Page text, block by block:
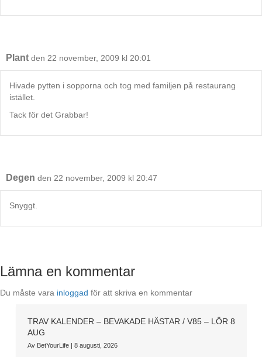
Plant den 22 november, 2009 kl 20:01
Hivade pytten i sopporna och tog med familjen på restaurang
istället.
Tack för det Grabbar!
Degen den 22 november, 2009 kl 20:47
Snyggt.
Lämna en kommentar
Du måste vara inloggad för att skriva en kommentar
TRAV KALENDER – BEVAKADE HÄSTAR / V85 – LÖR 8
AUG
Av BetYourLife | 8 augusti, 2026